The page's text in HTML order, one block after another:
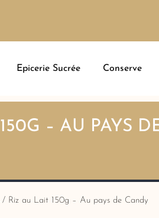
Epicerie Sucrée Conserve
– AU PAYS
/ Riz au Lait 150g – Au pays de Candy